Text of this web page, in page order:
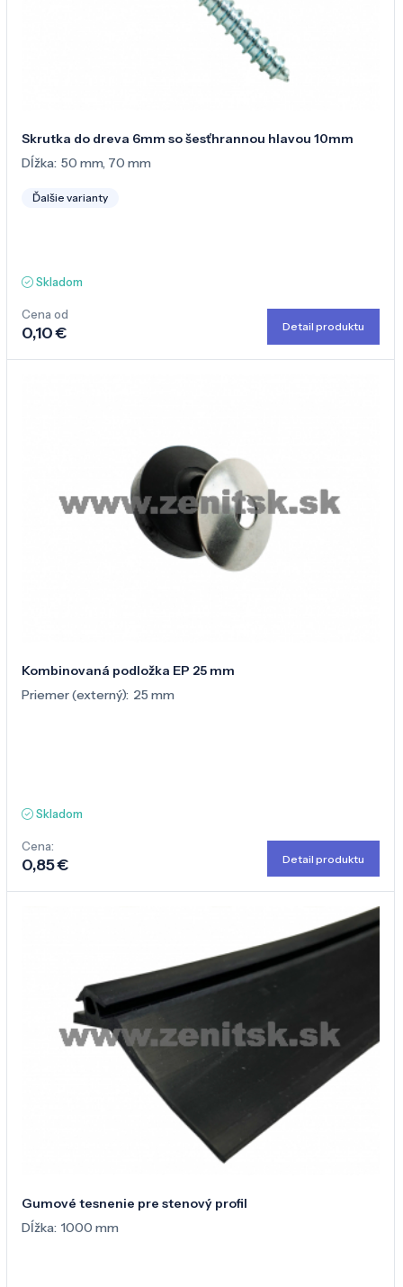
Skrutka do dreva 6mm so šesťhrannou hlavou 10mm
Dĺžka: 50 mm, 70 mm
Ďalšie varianty
Skladom
Cena od
0,10 € Detail produktu
Kombinovaná podložka EP 25 mm
Priemer (externý): 25 mm
Skladom
Cena:
0,85 € Detail produktu
Gumové tesnenie pre stenový profil
Dĺžka: 1000 mm